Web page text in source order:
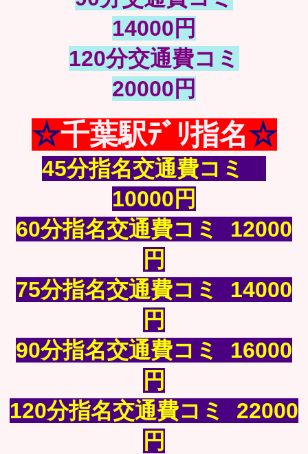
14000円
120分交通費コミ
20000円
☆千葉駅ﾃﾞﾘ指名☆
45分指名交通費コミ
10000円
60分指名交通費コミ 12000
円
75分指名交通費コミ 14000
円
90分指名交通費コミ 16000
円
120分指名交通費コミ 22000
円